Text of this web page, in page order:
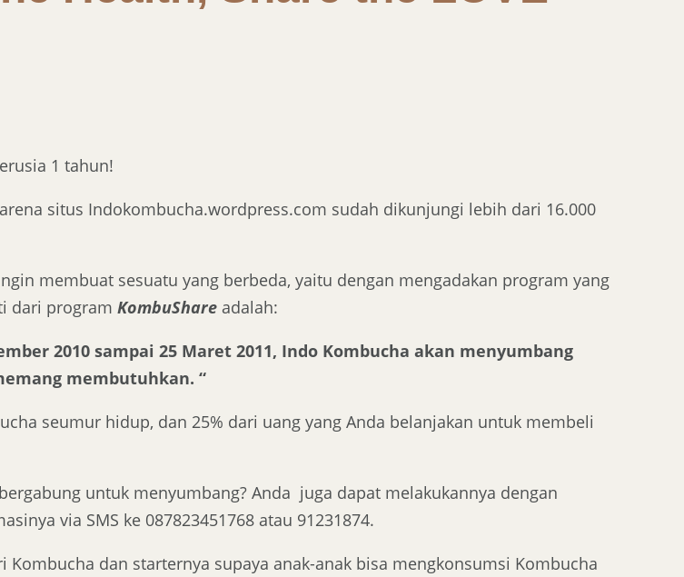
1 tahun!
situs Indokombucha.wordpress.com sudah dikunjungi lebih dari 16.000
membuat sesuatu yang berbeda, yaitu dengan mengadakan program yang
dari program KombuShare adalah:
2010 sampai 25 Maret 2011, Indo Kombucha akan menyumbang
membutuhkan. “
seumur hidup, dan 25% dari uang yang Anda belanjakan untuk membeli
untuk menyumbang? Anda juga dapat melakukannya dengan
via SMS ke 087823451768 atau 91231874.
dan starternya supaya anak-anak bisa mengkonsumsi Kombucha